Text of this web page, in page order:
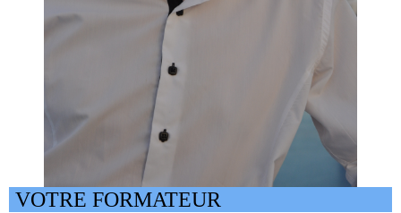
VOTRE FORMATEUR